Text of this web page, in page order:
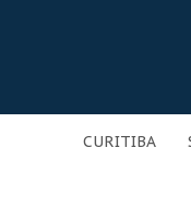
CURITIBA